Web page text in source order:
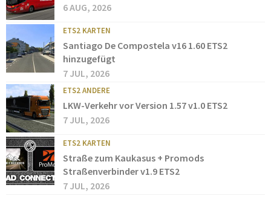
6 AUG, 2026
ETS2 KARTEN
Santiago De Compostela v16 1.60 ETS2
hinzugefügt
7 JUL, 2026
ETS2 ANDERE
LKW-Verkehr vor Version 1.57 v1.0 ETS2
7 JUL, 2026
ETS2 KARTEN
Straße zum Kaukasus + Promods
Straßenverbinder v1.9 ETS2
7 JUL, 2026